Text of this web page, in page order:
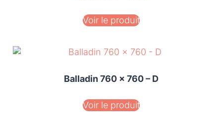
Voir le produit
Balladin 760 x 760 – D
Voir le produit